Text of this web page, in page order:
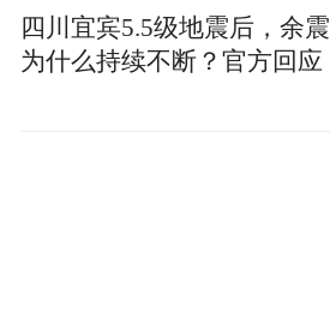
四川宜宾5.5级地震后，余震
为什么持续不断？官方回应